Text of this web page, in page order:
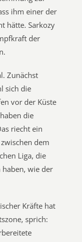
ihm einer der
hätte. Sarkozy
der
Zunächst
sich die
vor der Küste
die
riecht ein
dem
Liga, die
wie der
Kräfte hat
sprich: